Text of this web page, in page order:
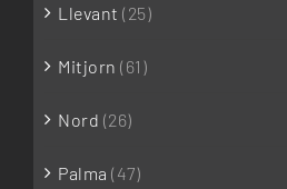
Llevant (25)
Mitjorn (61)
Nord (26)
Palma (47)